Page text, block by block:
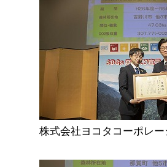
株式会社ヨコタコーポレー